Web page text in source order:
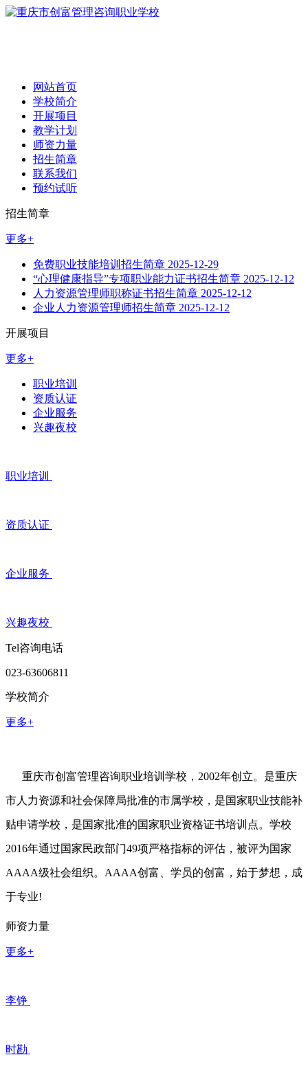
网站首页
学校简介
开展项目
教学计划
师资力量
招生简章
联系我们
预约试听
招生简章
更多+
免费职业技能培训招生简章 2025-12-29
“心理健康指导”专项职业能力证书招生简章 2025-12-12
人力资源管理师职称证书招生简章 2025-12-12
企业人力资源管理师招生简章 2025-12-12
开展项目
更多+
职业培训
资质认证
企业服务
兴趣夜校
职业培训
资质认证
企业服务
兴趣夜校
Tel咨询电话
023-63606811
学校简介
更多+
重庆市创富管理咨询职业培训学校，2002年创立。是重庆
市人力资源和社会保障局批准的市属学校，是国家职业技能补
贴申请学校，是国家批准的国家职业资格证书培训点。学校
2016年通过国家民政部门49项严格指标的评估，被评为国家
AAAA级社会组织。AAAA创富、学员的创富，始于梦想，成
于专业!
师资力量
更多+
李铮
时勘